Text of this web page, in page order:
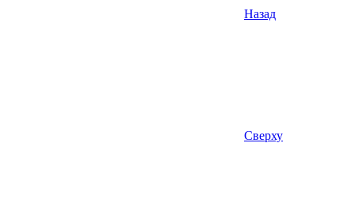
Назад
Сверху